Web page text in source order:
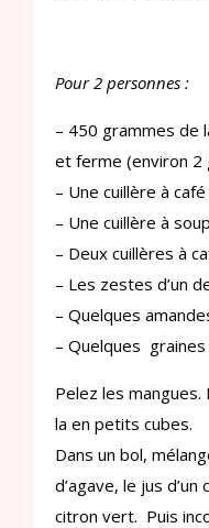
Pour 2 personnes :
– 450 grammes de
et ferme (environ 2
– Une cuillère à
– Une cuillère à
– Deux cuillères à
– Les zestes d’un
– Quelques
– Quelques
Pelez les
la en petits cubes.
Dans un bol,
d’agave, le jus
citron vert. Puis